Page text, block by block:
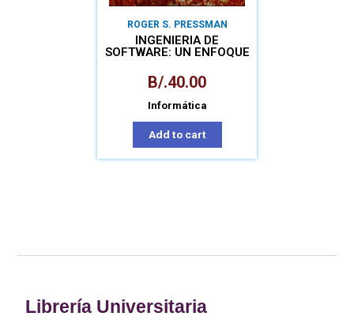
ROGER S. PRESSMAN
INGENIERIA DE
SOFTWARE: UN ENFOQUE
B/.40.00
Informática
Add to cart
Librería Universitaria